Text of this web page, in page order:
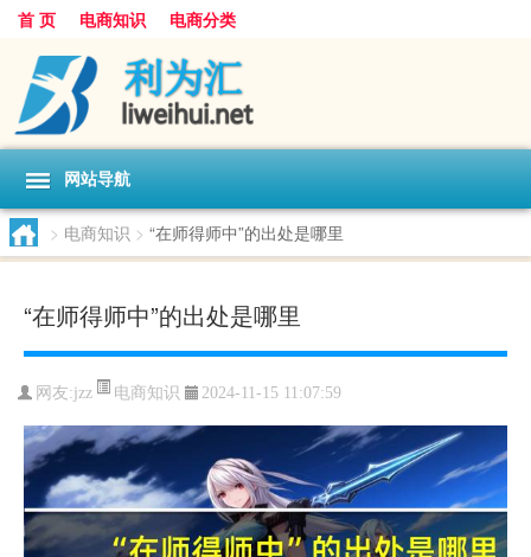
首 页 电商知识 电商分类
网站导航
> 电商知识 > “在师得师中”的出处是哪里
“在师得师中”的出处是哪里
网友:jzz 电商知识 2024-11-15 11:07:59